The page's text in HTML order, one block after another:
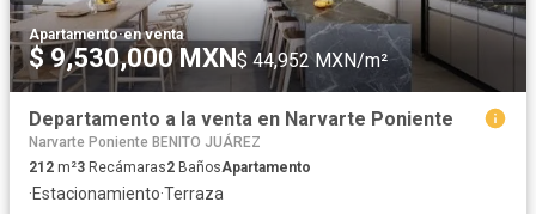
Apartamento·en venta
$ 9,530,000 MXN$ 44,952 MXN/m²
Departamento a la venta en Narvarte Poniente
Narvarte Poniente BENITO JUÁREZ
212 m²3 Recámaras2 BañosApartamento
·Estacionamiento·Terraza